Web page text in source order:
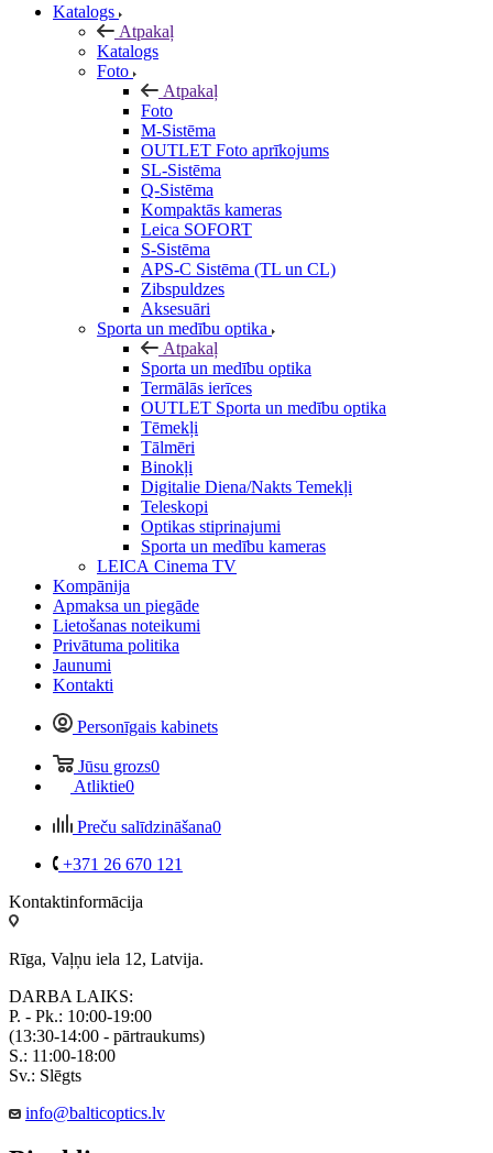
Katalogs
Atpakaļ
Katalogs
Foto
Atpakaļ
Foto
M-Sistēma
OUTLET Foto aprīkojums
SL-Sistēma
Q-Sistēma
Kompaktās kameras
Leica SOFORT
S-Sistēma
APS-C Sistēma (TL un CL)
Zibspuldzes
Aksesuāri
Sporta un medību optika
Atpakaļ
Sporta un medību optika
Termālās ierīces
OUTLET Sporta un medību optika
Tēmekļi
Tālmēri
Binokļi
Digitalie Diena/Nakts Temekļi
Teleskopi
Optikas stiprinajumi
Sporta un medību kameras
LEICA Cinema TV
Kompānija
Apmaksa un piegāde
Lietošanas noteikumi
Privātuma politika
Jaunumi
Kontakti
Personīgais kabinets
Jūsu grozs0
Atliktie0
Preču salīdzināšana0
+371 26 670 121
Kontaktinformācija
Rīga, Vaļņu iela 12, Latvija.
DARBA LAIKS:
P. - Pk.: 10:00-19:00
(13:30-14:00 - pārtraukums)
S.: 11:00-18:00
Sv.: Slēgts
info@balticoptics.lv